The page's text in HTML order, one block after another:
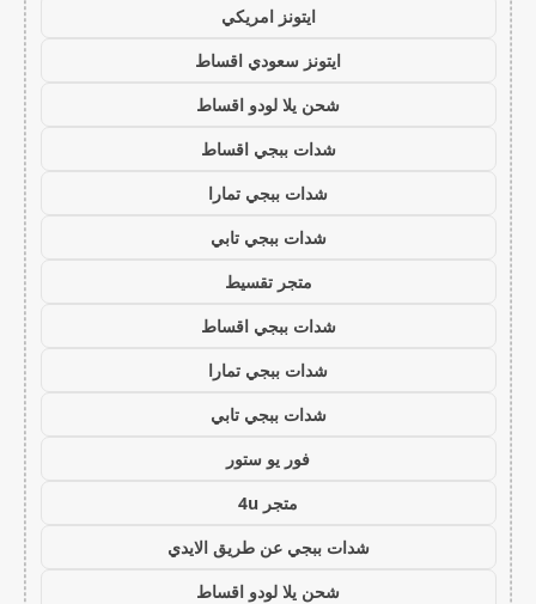
ايتونز امريكي
ايتونز سعودي اقساط
شحن يلا لودو اقساط
شدات ببجي اقساط
شدات ببجي تمارا
شدات ببجي تابي
متجر تقسيط
شدات ببجي اقساط
شدات ببجي تمارا
شدات ببجي تابي
فور يو ستور
متجر 4u
شدات ببجي عن طريق الايدي
شحن يلا لودو اقساط